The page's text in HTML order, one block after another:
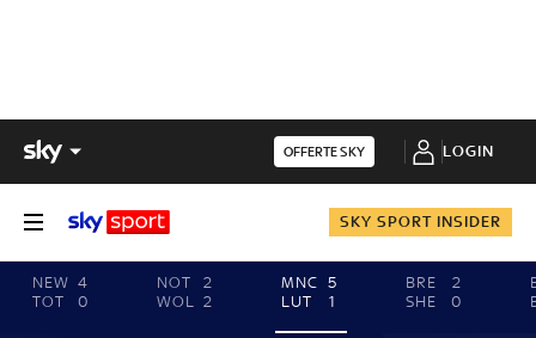
OFFERTE SKY LOGIN
SKY SPORT INSIDER
NEW 4
TOT
0
NOT
2
WOL
2
MNC 5
LUT
1
BRE
2
SHE
0